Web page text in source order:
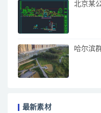
北京某
哈尔滨
最新素材